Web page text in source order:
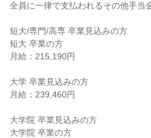
全員に一律で支払われるその他手当
短大/専門/高専 卒業見込みの方
短大 卒業の方
月給：215,190円
大学 卒業見込みの方
月給：239,460円
大学院 卒業見込みの方
大学院 卒業の方